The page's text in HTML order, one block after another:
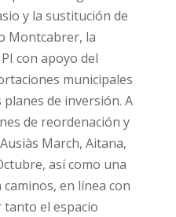
y la sustitución de
Montcabrer, la
con apoyo del
municipales
de inversión. A
de reordenación y
March, Aitana,
así como una
en línea con
el espacio